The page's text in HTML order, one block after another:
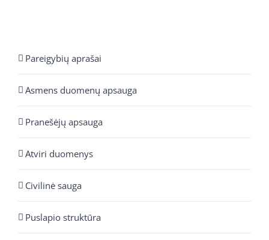
Pareigybių aprašai
Asmens duomenų apsauga
Pranešėjų apsauga
Atviri duomenys
Civilinė sauga
Puslapio struktūra